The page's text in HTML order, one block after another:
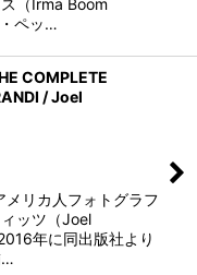
ス（Irma Boom
ペッ…
COMPLETE
/ Joel
リカ人フォトグラフ
ッツ（Joel
年に同出版社より
…